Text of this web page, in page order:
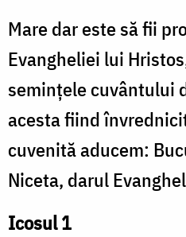
Mare dar este să fii
Evangheliei lui
seminţele cuvântului
acesta fiind
cuvenită aducem:
Niceta, darul
Icosul 1